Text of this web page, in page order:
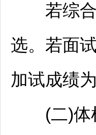
若综合
选。若面
加试成绩为
(二)体